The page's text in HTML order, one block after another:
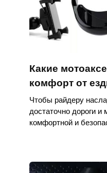
Какие
комфорт от
Чтобы райдеру
достаточно дороги и
комфортной и